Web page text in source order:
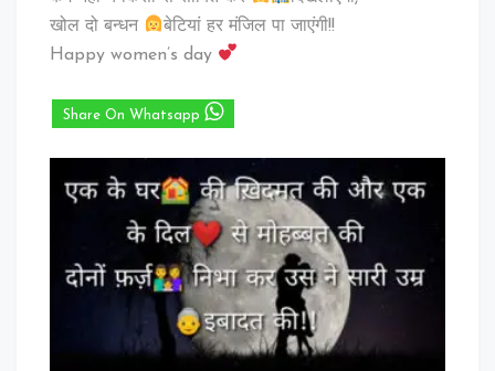
खोल दो बन्धन
बेटियां हर मंजिल पा जाएंगी!!
Happy women’s day
Share On Whatsapp